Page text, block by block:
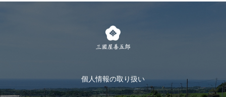
個人情報の取り扱い